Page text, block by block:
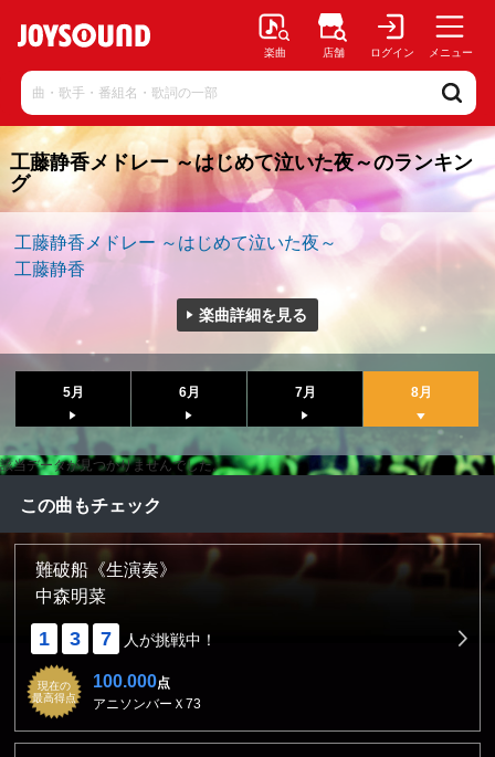
楽曲 店舗 ログイン メニュー
工藤静香メドレー ～はじめて泣いた夜～のランキン
グ
工藤静香メドレー ～はじめて泣いた夜～
工藤静香
楽曲詳細を見る
5月 6月 7月 8月
該当データが見つかりませんでした。
この曲もチェック
難破船《生演奏》
中森明菜
1 3 7 人が挑戦中！
現在の
最高得点
100.000点
アニソンバーＸ73